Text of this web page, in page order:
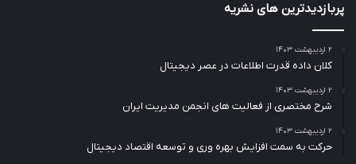
پربازدیدترین های نشریه
۲ اردیبهشت ۱۴۰۳
کلان داده قدرت اطلاعات در عصر دیجیتال
۲ اردیبهشت ۱۴۰۳
شرح مختصری از فعالیت های انجمن مدیریت ایران
۲ اردیبهشت ۱۴۰۳
حرکت به سمت افزایش بهره وری و توسعه اقتصاد دیجیتال